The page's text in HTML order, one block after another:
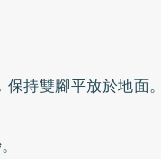
持雙腳平放於地面。